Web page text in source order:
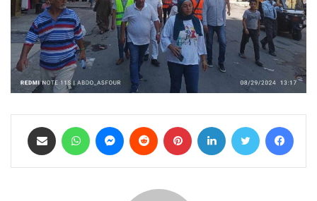
فيسبوك تويتر لينكدإن بينتيريست ماسنجر واتساب